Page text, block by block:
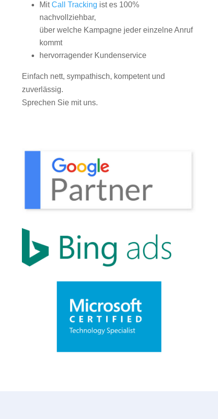
MitCall Tracking ist es 100%
nachvollziehbar,
über welche Kampagne jeder einzelne Anruf
kommt
hervorragender Kundenservice
Einfach nett, sympathisch, kompetent und
zuverlässig.
Sprechen Sie mit uns.